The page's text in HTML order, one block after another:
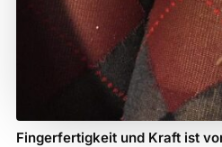
Fingerfertigkeit und Kraft ist